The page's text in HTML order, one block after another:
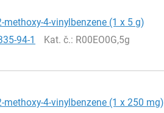
methoxy-4-vinylbenzene (1 x 5 g)
94-1 Kat. č.: R00EO0G,5g
methoxy-4-vinylbenzene (1 x 250 mg)